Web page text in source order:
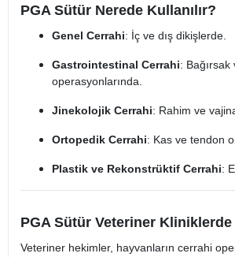
PGA Sütür Nerede Kullanılır?
Genel Cerrahi: İç ve dış dikişlerde.
Gastrointestinal Cerrahi: Bağırsak
operasyonlarında.
Jinekolojik Cerrahi: Rahim ve
Ortopedik Cerrahi: Kas ve tendon
Plastik ve Rekonstrüktif Cerrahi:
PGA Sütür Veteriner Kliniklerde
Veteriner hekimler, hayvanların cerrahi